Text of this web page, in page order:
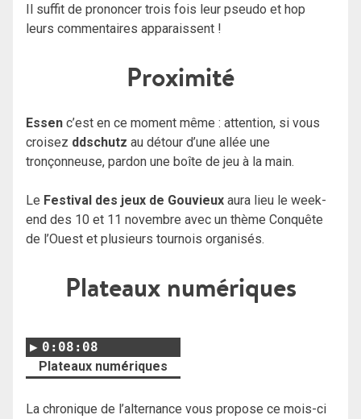
Il suffit de prononcer trois fois leur pseudo et hop
leurs commentaires apparaissent !
Proximité
Essen c’est en ce moment même : attention, si vous
croisez ddschutz au détour d’une allée une
tronçonneuse, pardon une boîte de jeu à la main.
Le Festival des jeux de Gouvieux aura lieu le week-
end des 10 et 11 novembre avec un thème Conquête
de l’Ouest et plusieurs tournois organisés.
Plateaux numériques
0:08:08
Plateaux numériques
La chronique de l’alternance vous propose ce mois-ci